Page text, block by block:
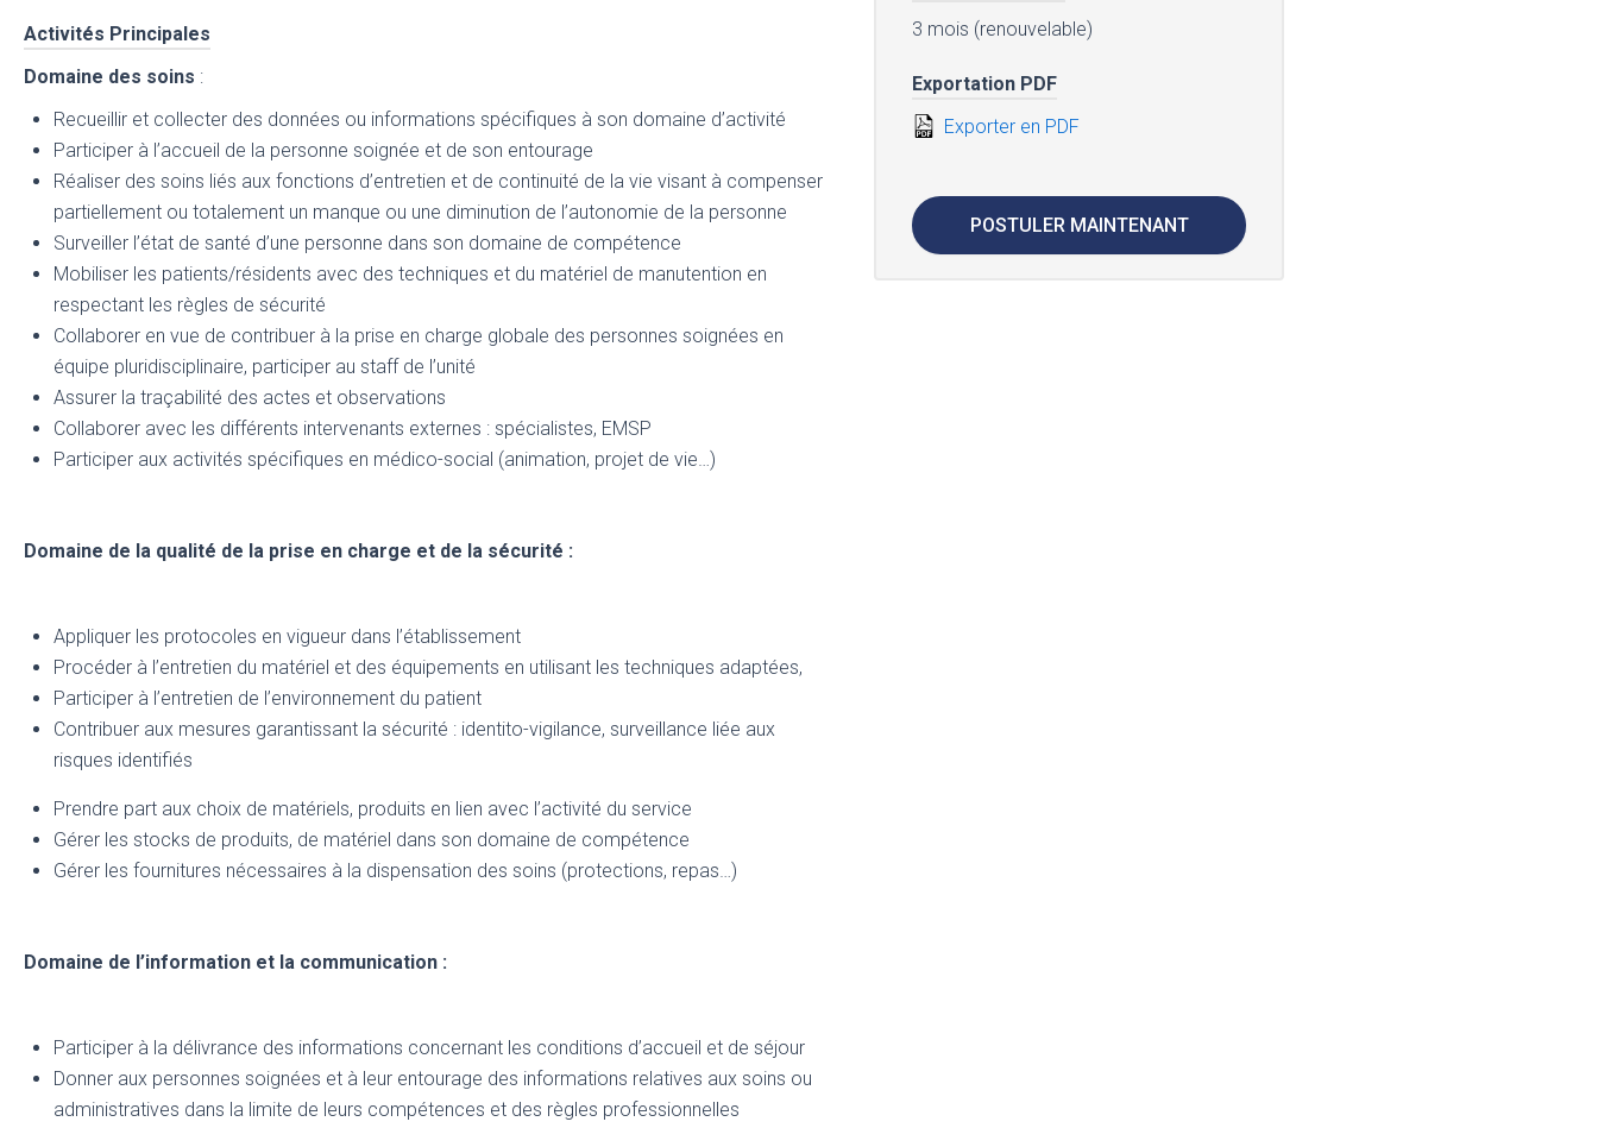
Activités Principales
Domaine des soins :
Recueillir et collecter des données ou informations spécifiques à son domaine d’activité
Participer à l’accueil de la personne soignée et de son entourage
Réaliser des soins liés aux fonctions d’entretien et de continuité de la vie visant à compenser
partiellement ou totalement un manque ou une diminution de l’autonomie de la personne
Surveiller l’état de santé d’une personne dans son domaine de compétence
Mobiliser les patients/résidents avec des techniques et du matériel de manutention en
respectant les règles de sécurité
Collaborer en vue de contribuer à la prise en charge globale des personnes soignées en
équipe pluridisciplinaire, participer au staff de l’unité
Assurer la traçabilité des actes et observations
Collaborer avec les différents intervenants externes : spécialistes, EMSP
Participer aux activités spécifiques en médico-social (animation, projet de vie…)
Domaine de la qualité de la prise en charge et de la sécurité :
Appliquer les protocoles en vigueur dans l’établissement
Procéder à l’entretien du matériel et des équipements en utilisant les techniques adaptées,
Participer à l’entretien de l’environnement du patient
Contribuer aux mesures garantissant la sécurité : identito-vigilance, surveillance liée aux
risques identifiés
Prendre part aux choix de matériels, produits en lien avec l’activité du service
Gérer les stocks de produits, de matériel dans son domaine de compétence
Gérer les fournitures nécessaires à la dispensation des soins (protections, repas…)
Domaine de l’information et la communication :
Participer à la délivrance des informations concernant les conditions d’accueil et de séjour
Donner aux personnes soignées et à leur entourage des informations relatives aux soins ou
administratives dans la limite de leurs compétences et des règles professionnelles
3 mois (renouvelable)
Exportation PDF
Exporter en PDF
POSTULER MAINTENANT